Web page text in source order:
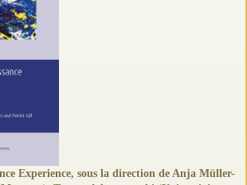
Experience, sous la direction de Anja Müller-